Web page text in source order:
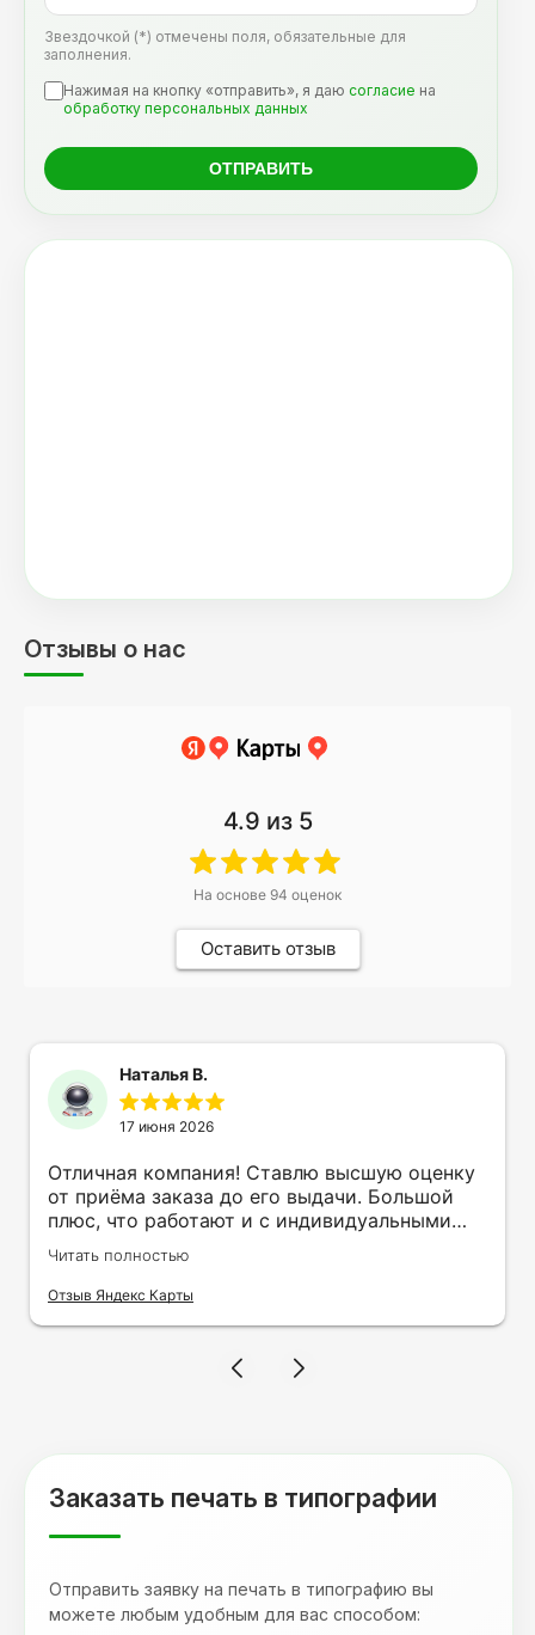
Звездочкой (*) отмечены поля, обязательные для
заполнения.
Нажимая на кнопку «отправить», я даю согласие на
обработку персональных данных
Отзывы о нас
4.9 из 5
На основе 94 оценок
Оставить отзыв
Наталья В.
17 июня 2026
Отличная компания! Ставлю высшую оценку
от приёма заказа до его выдачи. Большой
плюс, что работают и с индивидуальными
заказами. Нелбходимо было нанести принт
на кружку в подарок. Заказ был исполнен
оперативно и ооочень красиво, даже не
терпеливость, отвечала на все мои вопросы.
Читать полностью
Отзыв Яндекс Карты
Заказать печать в типографии
Отправить заявку на печать в типографию вы
можете любым удобным для вас способом: